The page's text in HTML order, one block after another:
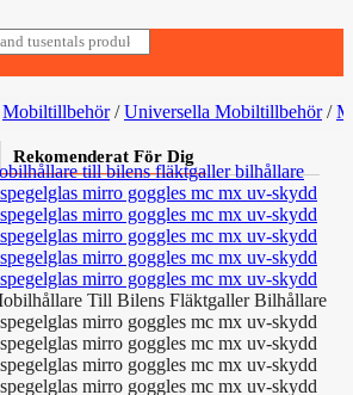
Rekomenderat För Dig
Mobiltillbehör / Universella Mobiltillbehör /